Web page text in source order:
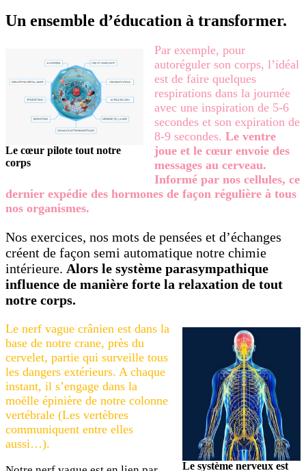
Un ensemble d’éducation à transformer.
Le cœur pilote tout notre
corps
Par exemple, pour
autoréguler son corps, l’idéal
est de faire quelques
respirations dans la journée
avec une inspiration de 5-6
secondes et son expiration de
8-9 secondes. Le ventre
joue et le cœur envoie des
messages au cerveau.
Informé par nos cellules, ce
dernier expédie des hormones de façon régulière à tous
nos organismes.
Nos exercices, nos mots de pensées et d’échanges
créent de façon semi automatique notre chimie
intérieure. Alors le système parasympathique
influence de manière forte la relaxation de tout
notre corps.
Le système nerveux est
Le nerf vague crânien est dans la
base de notre crane, près du
cervelet, partie qui surveille tous
les dangers extérieurs. A chaque
instant, il s’engage dans la
moëlle épinière de notre colonne
vertébrale (Les vertèbres
communiquent entre elles
aussi…).